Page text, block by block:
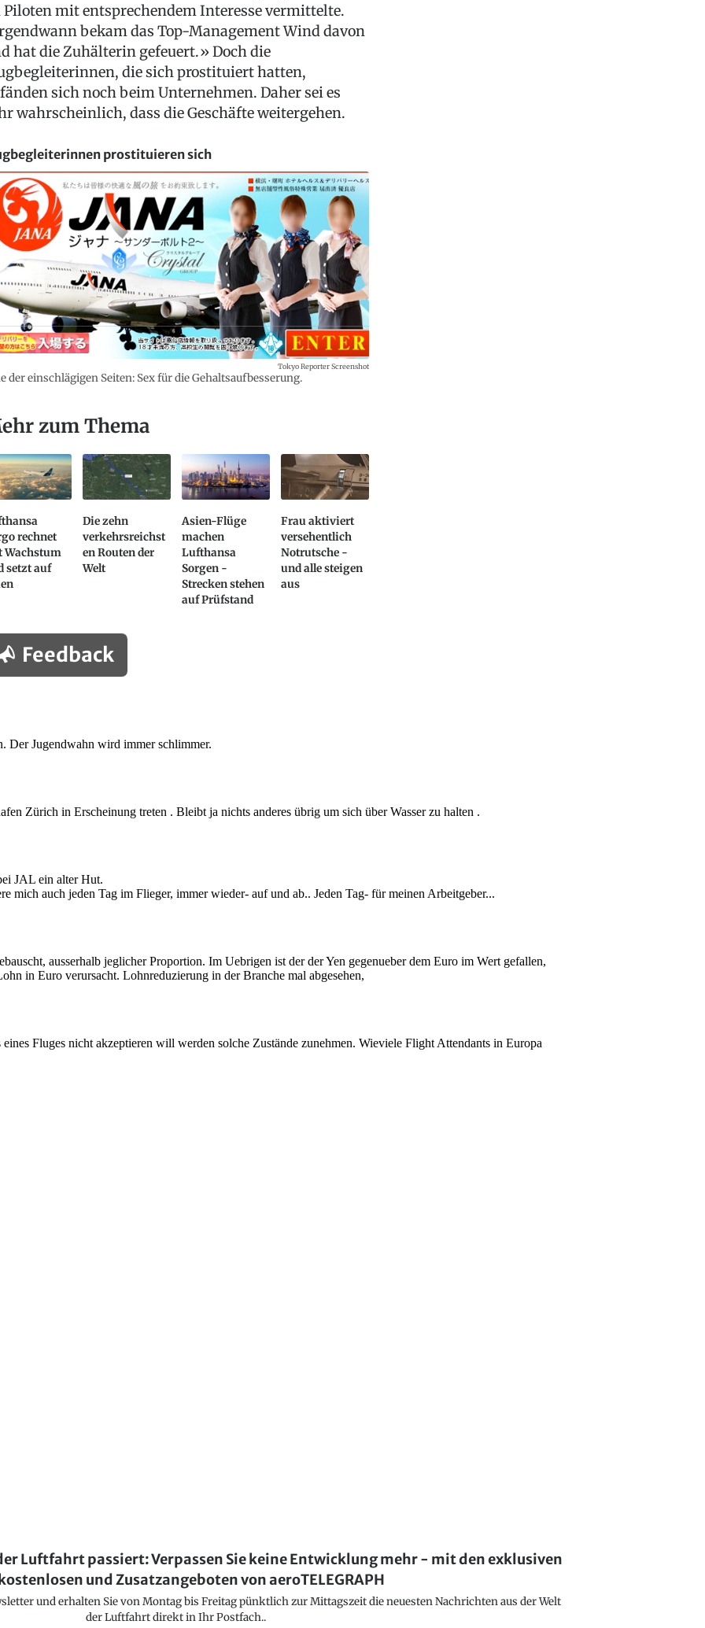
Piloten mit entsprechendem Interesse vermittelte.
bekam das Top-Management Wind davon
hat die Zuhälterin gefeuert.» Doch die
die sich prostituiert hatten,
sich noch beim Unternehmen. Daher sei es
wahrscheinlich, dass die Geschäfte weitergehen.
prostituieren sich
der einschlägigen Seiten: Sex für die Gehaltsaufbesserung.
Tokyo Reporter Screenshot
zum Thema
rechnet
Wachstum
setzt auf
Die zehn
verkehrsreichst
en Routen der
Welt
Asien-Flüge
machen
Lufthansa
Sorgen -
Strecken stehen
auf Prüfstand
Frau aktiviert
versehentlich
Notrutsche -
und alle steigen
aus
Feedback
Luftfahrt passiert: Verpassen Sie keine Entwicklung mehr - mit den exklusiven
und Zusatzangeboten von aeroTELEGRAPH
und erhalten Sie von Montag bis Freitag pünktlich zur Mittagszeit die neuesten Nachrichten aus der Welt
der Luftfahrt direkt in Ihr Postfach..